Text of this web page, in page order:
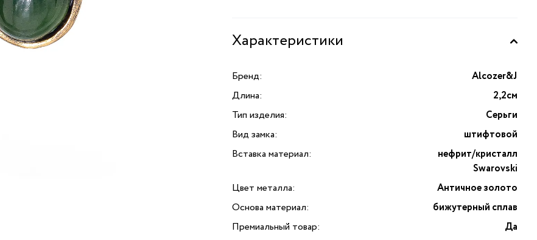
Характеристики
Бренд:
Alcozer&J
Длина:
2,2см
Тип изделия:
Серьги
Вид замка:
штифтовой
Вставка материал:
нефрит/кристалл
Swarovski
Цвет металла:
Античное золото
Основа материал:
бижутерный сплав
Премиальный товар:
Да